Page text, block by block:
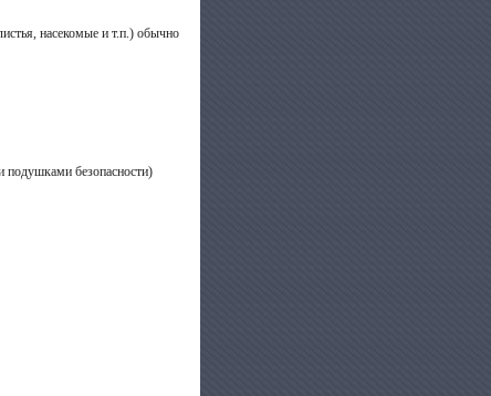
насекомые и т.п.) обычно
подушками безопасности)